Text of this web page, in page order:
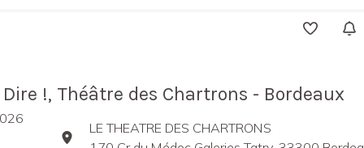
!, Théâtre des Chartrons - Bordeaux
LE THEATRE DES CHARTRONS